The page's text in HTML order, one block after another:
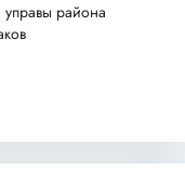
управы района